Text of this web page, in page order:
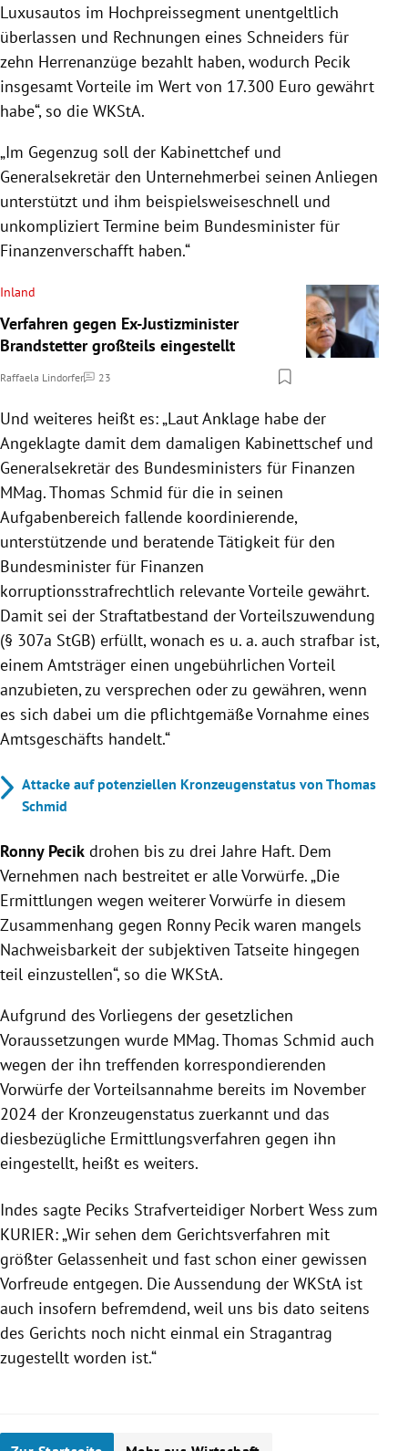
Luxusautos im Hochpreissegment unentgeltlich
überlassen und Rechnungen eines Schneiders für
zehn Herrenanzüge bezahlt haben, wodurch Pecik
insgesamt Vorteile im Wert von 17.300 Euro gewährt
habe“, so die WKStA.
„Im Gegenzug soll der Kabinettchef und
Generalsekretär den Unternehmerbei seinen Anliegen
unterstützt und ihm beispielsweiseschnell und
unkompliziert Termine beim Bundesminister für
Finanzenverschafft haben.“
Inland
Verfahren gegen Ex-Justizminister
Brandstetter großteils eingestellt
Raffaela Lindorfer 23
Kommentare
Und weiteres heißt es: „Laut Anklage habe der
Angeklagte damit dem damaligen Kabinettschef und
Generalsekretär des Bundesministers für Finanzen
MMag. Thomas Schmid für die in seinen
Aufgabenbereich fallende koordinierende,
unterstützende und beratende Tätigkeit für den
Bundesminister für Finanzen
korruptionsstrafrechtlich relevante Vorteile gewährt.
Damit sei der Straftatbestand der Vorteilszuwendung
(§ 307a StGB) erfüllt, wonach es u. a. auch strafbar ist,
einem Amtsträger einen ungebührlichen Vorteil
anzubieten, zu versprechen oder zu gewähren, wenn
es sich dabei um die pflichtgemäße Vornahme eines
Amtsgeschäfts handelt.“
Attacke auf potenziellen Kronzeugenstatus von Thomas
Schmid
Ronny Pecik drohen bis zu drei Jahre Haft. Dem
Vernehmen nach bestreitet er alle Vorwürfe. „Die
Ermittlungen wegen weiterer Vorwürfe in diesem
Zusammenhang gegen Ronny Pecik waren mangels
Nachweisbarkeit der subjektiven Tatseite hingegen
teil einzustellen“, so die WKStA.
Aufgrund des Vorliegens der gesetzlichen
Voraussetzungen wurde MMag. Thomas Schmid auch
wegen der ihn treffenden korrespondierenden
Vorwürfe der Vorteilsannahme bereits im November
2024 der Kronzeugenstatus zuerkannt und das
diesbezügliche Ermittlungsverfahren gegen ihn
eingestellt, heißt es weiters.
Indes sagte Peciks Strafverteidiger Norbert Wess zum
KURIER: „Wir sehen dem Gerichtsverfahren mit
größter Gelassenheit und fast schon einer gewissen
Vorfreude entgegen. Die Aussendung der WKStA ist
auch insofern befremdend, weil uns bis dato seitens
des Gerichts noch nicht einmal ein Stragantrag
zugestellt worden ist.“